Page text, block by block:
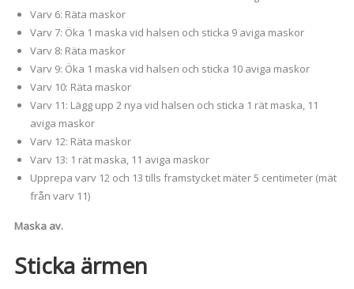
Varv 6: Räta maskor
Varv 7: Öka 1 maska vid halsen och sticka 9 aviga maskor
Varv 8: Räta maskor
Varv 9: Öka 1 maska vid halsen och sticka 10 aviga maskor
Varv 10: Räta maskor
Varv 11: Lägg upp 2 nya vid halsen och sticka 1 rät maska, 11
aviga maskor
Varv 12: Räta maskor
Varv 13: 1 rät maska, 11 aviga maskor
Upprepa varv 12 och 13 tills framstycket mäter 5 centimeter (mät
från varv 11)
Maska av.
Sticka ärmen